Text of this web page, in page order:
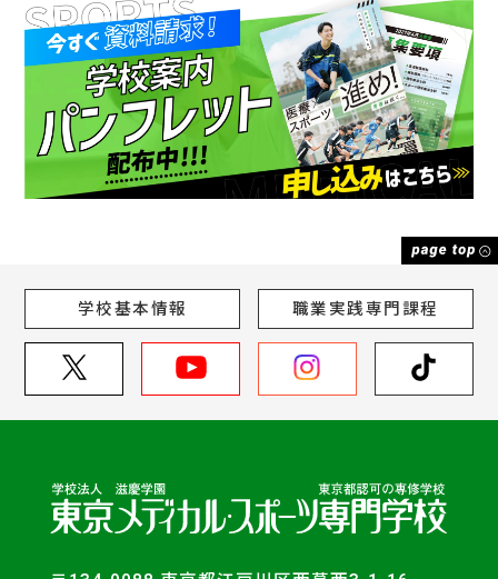
学校基本情報 職業実践専門課程